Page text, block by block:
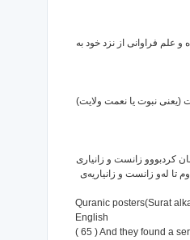
و علم فراوانی از نزد خود به
(یعنی نبوت یا نعمت ولایت)
کردبووو زانست و زانیاری
تا له‌و زانست و زانیاریه‌ی
Quranic posters(Surat
English
( 65 ) And they found a